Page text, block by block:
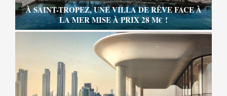
À SAINT-TROPEZ, UNE VILLA DE RÊVE FACE À
LA MER MISE À PRIX 28 M€ !